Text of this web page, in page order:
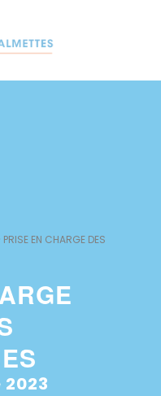
PRISE EN CHARGE DES